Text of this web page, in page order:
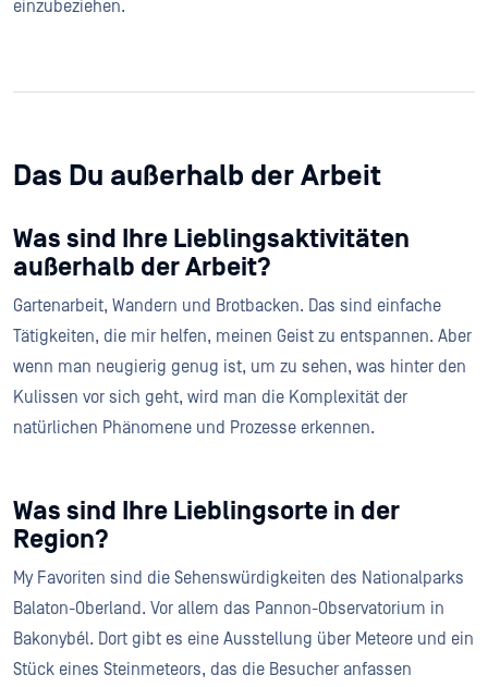
einzubeziehen.
Das Du außerhalb der Arbeit
Was sind Ihre Lieblingsaktivitäten
außerhalb der Arbeit?
Gartenarbeit, Wandern und Brotbacken. Das sind einfache
Tätigkeiten, die mir helfen, meinen Geist zu entspannen. Aber
wenn man neugierig genug ist, um zu sehen, was hinter den
Kulissen vor sich geht, wird man die Komplexität der
natürlichen Phänomene und Prozesse erkennen.
Was sind Ihre Lieblingsorte in der
Region?
My Favoriten sind die Sehenswürdigkeiten des Nationalparks
Balaton-Oberland. Vor allem das Pannon-Observatorium in
Bakonybél. Dort gibt es eine Ausstellung über Meteore und ein
Stück eines Steinmeteors, das die Besucher anfassen